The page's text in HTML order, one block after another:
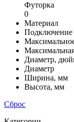
Футорка
0
Материал
Подключение
Диаметр,
Диаметр
Ширина, мм
Высота, мм
Сброс